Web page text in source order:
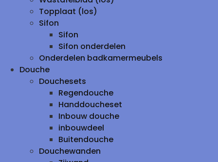
Topplaat (los)
Sifon
Sifon
Sifon onderdelen
Onderdelen badkamermeubels
Douche
Douchesets
Regendouche
Handdoucheset
Inbouw douche
inbouwdeel
Buitendouche
Douchewanden